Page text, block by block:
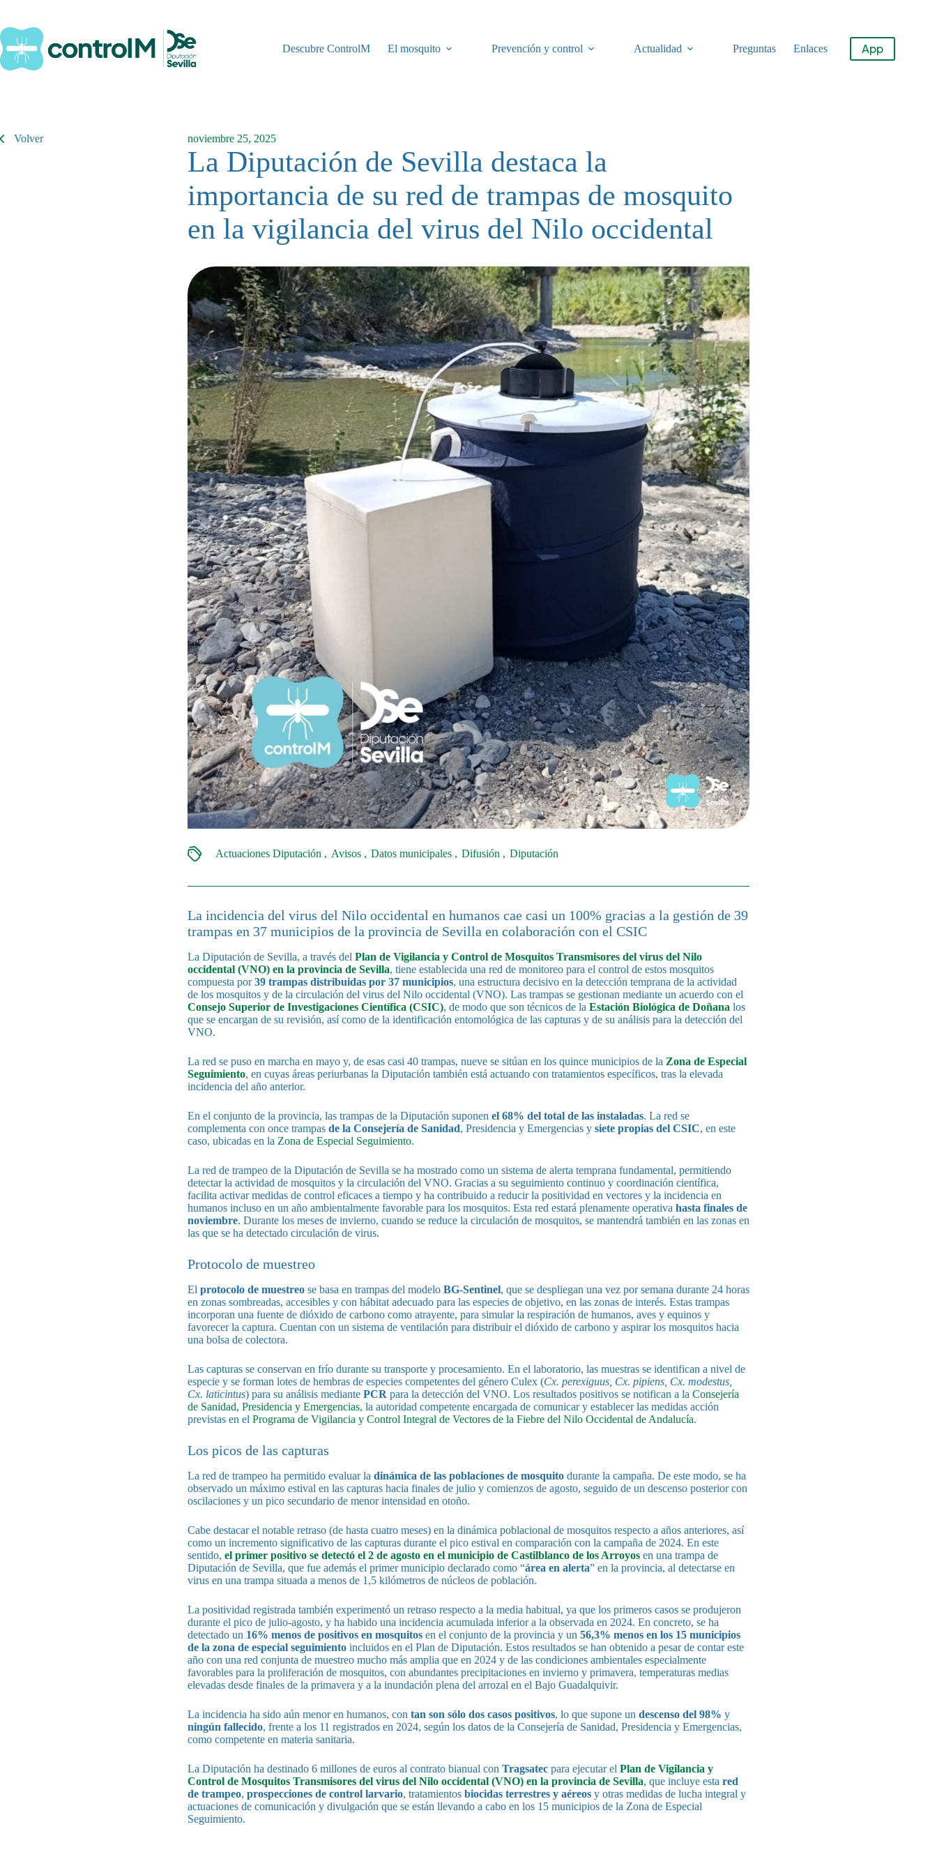
contenido
Descubre ControlM
El mosquito Prevención y control Actualidad Preguntas Enlaces App
Volver noviembre 25, 2025
La Diputación de Sevilla destaca la
importancia de su red de trampas de mosquito
en la vigilancia del virus del Nilo occidental
Actuaciones Diputación Avisos Datos municipales Difusión Diputación
La incidencia del virus del Nilo occidental en humanos cae casi un 100% gracias a la gestión de 39
trampas en 37 municipios de la provincia de Sevilla en colaboración con el CSIC
La Diputación de Sevilla, a través del Plan de Vigilancia y Control de Mosquitos Transmisores del virus del Nilo
occidental (VNO) en la provincia de Sevilla, tiene establecida una red de monitoreo para el control de estos mosquitos
compuesta por39 trampas distribuidas por 37 municipios, una estructura decisivo en la detección temprana de la actividad
de los mosquitos y de la circulación del virus del Nilo occidental (VNO). Las trampas se gestionan mediante un acuerdo con el
Consejo Superior de Investigaciones Científica (CSIC), de modo que son técnicos de la Estación Biológica de Doñana los
que se encargan de su revisión, así como de la identificación entomológica de las capturas y de su análisis para la detección del
VNO.
La red se puso en marcha en mayo y, de esas casi 40 trampas, nueve se sitúan en los quince municipios de la Zona de Especial
Seguimiento, en cuyas áreas periurbanas la Diputación también está actuando con tratamientos específicos, tras la elevada
incidencia del año anterior.
En el conjunto de la provincia, las trampas de la Diputación suponen el 68% del total de las instaladas. La red se
complementa con once trampas de la Consejería de Sanidad, Presidencia y Emergencias y siete propias del CSIC, en este
caso, ubicadas en la Zona de Especial Seguimiento.
La red de trampeo de la Diputación de Sevilla se ha mostrado como un sistema de alerta temprana fundamental, permitiendo
detectar la actividad de mosquitos y la circulación del VNO. Gracias a su seguimiento continuo y coordinación científica,
facilita activar medidas de control eficaces a tiempo y ha contribuido a reducir la positividad en vectores y la incidencia en
humanos incluso en un año ambientalmente favorable para los mosquitos. Esta red estará plenamente operativa hasta finales de
noviembre. Durante los meses de invierno, cuando se reduce la circulación de mosquitos, se mantendrá también en las zonas en
las que se ha detectado circulación de virus.
Protocolo de muestreo
El protocolo de muestreo se basa en trampas del modelo BG-Sentinel, que se despliegan una vez por semana durante 24 horas
en zonas sombreadas, accesibles y con hábitat adecuado para las especies de objetivo, en las zonas de interés. Estas trampas
incorporan una fuente de dióxido de carbono como atrayente, para simular la respiración de humanos, aves y equinos y
favorecer la captura. Cuentan con un sistema de ventilación para distribuir el dióxido de carbono y aspirar los mosquitos hacia
una bolsa de colectora.
Las capturas se conservan en frío durante su transporte y procesamiento. En el laboratorio, las muestras se identifican a nivel de
especie y se forman lotes de hembras de especies competentes del género Culex (Cx. perexiguus, Cx. pipiens, Cx. modestus,
Cx. laticintus) para su análisis mediante PCR para la detección del VNO. Los resultados positivos se notifican a la Consejería
de Sanidad, Presidencia y Emergencias, la autoridad competente encargada de comunicar y establecer las medidas acción
previstas en el Programa de Vigilancia y Control Integral de Vectores de la Fiebre del Nilo Occidental de Andalucía.
Los picos de las capturas
La red de trampeo ha permitido evaluar la dinámica de las poblaciones de mosquito durante la campaña. De este modo, se ha
observado un máximo estival en las capturas hacia finales de julio y comienzos de agosto, seguido de un descenso posterior con
oscilaciones y un pico secundario de menor intensidad en otoño.
Cabe destacar el notable retraso (de hasta cuatro meses) en la dinámica poblacional de mosquitos respecto a años anteriores, así
como un incremento significativo de las capturas durante el pico estival en comparación con la campaña de 2024. En este
sentido, el primer positivo se detectó el 2 de agosto en el municipio de Castilblanco de los Arroyosen una trampa de
Diputación de Sevilla, que fue además el primer municipio declarado como “área en alerta” en la provincia, al detectarse en
virus en una trampa situada a menos de 1,5 kilómetros de núcleos de población.
La positividad registrada también experimentó un retraso respecto a la media habitual, ya que los primeros casos se produjeron
durante el pico de julio-agosto, y ha habido una incidencia acumulada inferior a la observada en 2024. En concreto, se ha
detectado un 16% menos de positivos en mosquitosen el conjunto de la provincia y un 56,3% menos en los 15 municipios
de la zona de especial seguimientoincluidos en el Plan de Diputación. Estos resultados se han obtenido a pesar de contar este
año con una red conjunta de muestreo mucho más amplia que en 2024 y de las condiciones ambientales especialmente
favorables para la proliferación de mosquitos, con abundantes precipitaciones en invierno y primavera, temperaturas medias
elevadas desde finales de la primavera y a la inundación plena del arrozal en el Bajo Guadalquivir.
La incidencia ha sido aún menor en humanos, con tan son sólo dos casos positivos, lo que supone un descenso del 98% y
ningún fallecido, frente a los 11 registrados en 2024, según los datos de la Consejería de Sanidad, Presidencia y Emergencias,
como competente en materia sanitaria.
La Diputación ha destinado 6 millones de euros al contrato bianual con Tragsatec para ejecutar el Plan de Vigilancia y
Control de Mosquitos Transmisores del virus del Nilo occidental (VNO) en la provincia de Sevilla, que incluye esta red
de trampeo, prospecciones de control larvario, tratamientos biocidas terrestres y aéreosy otras medidas de lucha integral y
actuaciones de comunicación y divulgación que se están llevando a cabo en los 15 municipios de la Zona de Especial
Seguimiento.